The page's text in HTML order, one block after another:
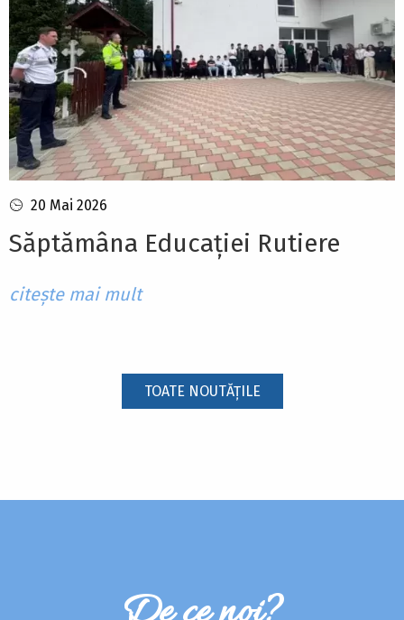
20 Mai 2026
Săptămâna Educației Rutiere
citește mai mult
TOATE NOUTĂȚILE